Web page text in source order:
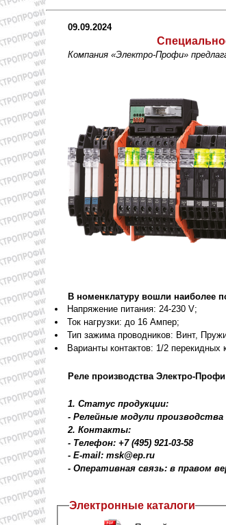
09.09.2024
Компания «Электро-Профи»
В номенклатуру вошли наиболее
Напряжение питания: 24-230 V;
Ток нагрузки: до 16 Ампер;
Тип зажима проводников: Винт,
Варианты контактов: 1/2 перекидных
Реле производства Электро-
1. Статус продукции:
- Релейные модули
2. Контакты:
- Телефон: +7 (495) 921-03-58
- E-mail: msk@ep.ru
- Оперативная связь: в правом
Электронные каталоги